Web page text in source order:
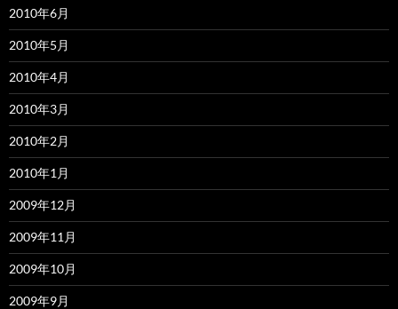
2010年6月
2010年5月
2010年4月
2010年3月
2010年2月
2010年1月
2009年12月
2009年11月
2009年10月
2009年9月